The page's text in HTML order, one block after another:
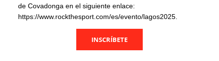
de Covadonga en el siguiente enlace:
https://www.rockthesport.com/es/evento/lagos2025.
INSCRÍBETE